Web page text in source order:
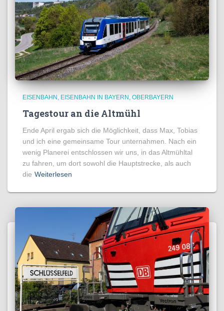
EISENBAHN EISENBAHN IN BAYERN OBERBAYERN
Tagestour an die Altmühl
Ende April ergab sich die Möglichkeit, dass Max, Tobias
und ich eine gemeinsame Tour unternahmen. Nach ein
wenig Planerei entschlossen wir uns, in das Altmühltal
zu fahren, um dort sowohl die Hauptstrecke, als auch
die Weiterlesen